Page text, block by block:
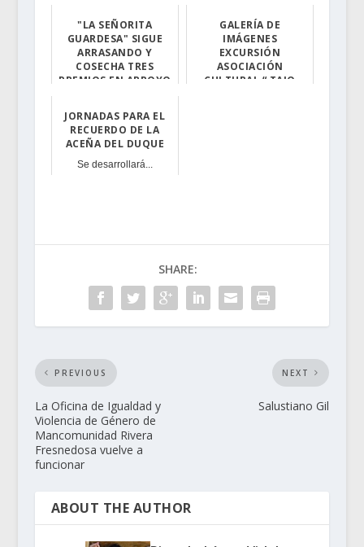
"LA SEÑORITA
GUARDESA" SIGUE
ARRASANDO Y
COSECHA TRES
PREMIOS EN ARROYO
La obra de Jach...
GALERÍA DE
IMÁGENES
EXCURSIÓN
ASOCIACIÓN
CULTURAL “ TAJO
JORNADAS PARA EL
RECUERDO DE LA
ACEÑA DEL DUQUE
Se desarrollará...
SHARE:
PREVIOUS
La Oficina de Igualdad y
Violencia de Género de
Mancomunidad Rivera
Fresnedosa vuelve a
funcionar
NEXT
Salustiano Gil
ABOUT THE AUTHOR